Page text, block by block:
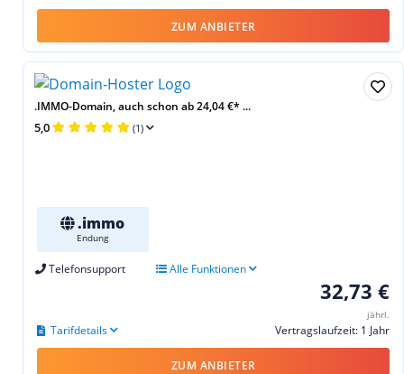
ZUM ANBIETER
.IMMO-Domain, auch schon ab 24,04 €* ...
5,0 (1)
.immo
Endung
Telefonsupport Alle Funktionen
32,73 €
jährl.
Vertragslaufzeit: 1 Jahr
Tarifdetails
ZUM ANBIETER